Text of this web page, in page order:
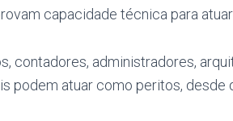
capacidade técnica para
contadores, administradores,
podem atuar como peritos, desde